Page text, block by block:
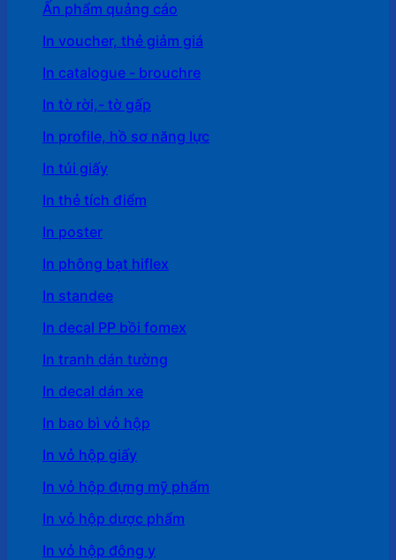
Ấn phẩm quảng cáo
In voucher, thẻ giảm giá
In catalogue - brouchre
In tờ rời,- tờ gấp
In profile, hồ sơ năng lực
In túi giấy
In thẻ tích điểm
In poster
In phông bạt hiflex
In standee
In decal PP bồi fomex
In tranh dán tường
In decal dán xe
In bao bì vỏ hộp
In vỏ hộp giấy
In vỏ hộp đựng mỹ phẩm
In vỏ hộp dược phẩm
In vỏ hộp đông y